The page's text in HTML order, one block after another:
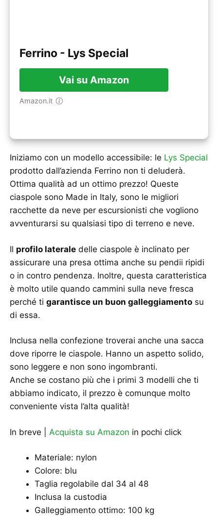
Ferrino - Lys Special
Vai su Amazon
Amazon.it
Iniziamo con un modello accessibile: le Lys Special
prodotto dall’azienda Ferrino non ti deluderà.
Ottima qualità ad un ottimo prezzo! Queste
ciaspole sono Made in Italy, sono le migliori
racchette da neve per escursionisti che vogliono
avventurarsi su qualsiasi tipo di terreno e neve.
Il profilo laterale delle ciaspole è inclinato per
assicurare una presa ottima anche su pendii ripidi
o in contro pendenza. Inoltre, questa caratteristica
è molto utile quando cammini sulla neve fresca
perché ti garantisce un buon galleggiamento su
di essa.
Inclusa nella confezione troverai anche una sacca
dove riporre le ciaspole. Hanno un aspetto solido,
sono leggere e non sono ingombranti.
Anche se costano più che i primi 3 modelli che ti
abbiamo indicato, il prezzo è comunque molto
conveniente vista l’alta qualità!
In breve | Acquista su Amazon in pochi click
Materiale: nylon
Colore: blu
Taglia regolabile dal 34 al 48
Inclusa la custodia
Galleggiamento ottimo: 100 kg